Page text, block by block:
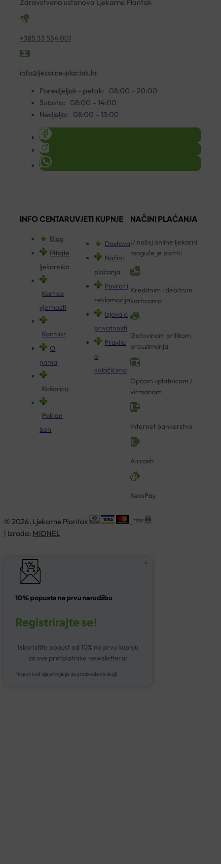
Zdravstvena ustanova Ljekarne Plantak
+385 33 554 001
info@ljekarne-plantak.hr
Ponedjeljak - petak:
08:00 – 20:00
Subota:
08:00 – 14:00
Nedjelja:
08:00 – 13:00
INFO CENTAR
Blog
Pitajte
ljekarnika
Kartice
vjernosti
Kontakt
O
nama
Košarica
Poklon
bon
UVJETI KUPNJE
Dostava
Načini
plaćanja
Povrat i
reklamacija
Izjava o
privatnosti
Pravila
o
kolačićima
NAČINI PLAĆANJA
U našoj online ljekarni
moguće je platiti:
Kreditnim i debitnim
karticama
Gotovinom prilikom
preuzimanja
Općom uplatnicom /
virmanom
Internet bankarstvo
Aircash
KeksPay
© 2026. Ljekarne Plantak
| Izrada: MIDNEL
10% popusta na prvu narudžbu
Registrirajte se!
Iskoristite popust od 10% na prvu kupnju
za sve pretplatnike newslettera!
*kupon kod nije primjenjiv za proizvode na akciji